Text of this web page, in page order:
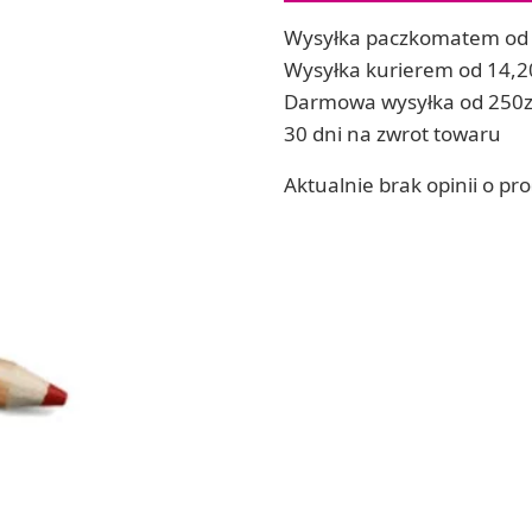
ręcznych
Zestawy do kul do kąpieli
Soda, kwasek, formy do kul do kąpieli
Dodatki: barwniki i zapachy
RZEŹBA, GLINY I ODLEWY
Odlewy dekoracyjne
Wysyłka paczkomatem od
Wysyłka kurierem od
Darmowa wysyłka od
30 dni na zwrot towaru
Aktualnie brak opinii o